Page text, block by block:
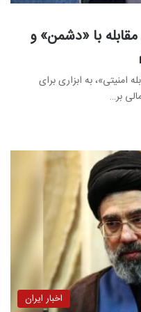
با «دشمن» و
امنیتی»، به ابزاری برای
بر…
اخبار ایران